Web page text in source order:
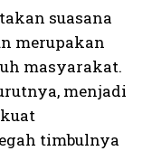
suasana
merupakan
masyarakat.
menjadi
timbulnya